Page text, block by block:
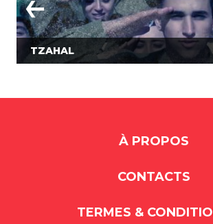
TZAHAL
À PROPOS
CONTACTS
TERMES &